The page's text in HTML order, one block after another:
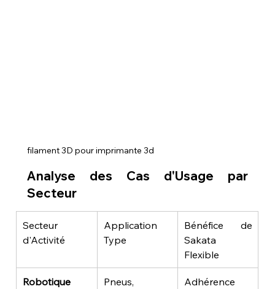
filament 3D pour imprimante 3d
Analyse des Cas d'Usage par
Secteur
Secteur
d'Activité
Application
Type
Bénéfice de
Sakata
Flexible
Robotique
Pneus,
Adhérence